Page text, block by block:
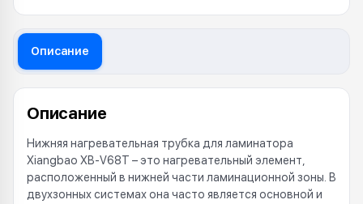
Описание
Описание
Нижняя нагревательная трубка для ламинатора
Xiangbao XB-V68T – это нагревательный элемент,
расположенный в нижней части ламинационной зоны. В
двухзонных системах она часто является основной и